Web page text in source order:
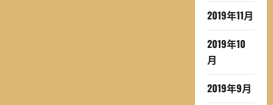
2019年11月
2019年10
月
2019年9月